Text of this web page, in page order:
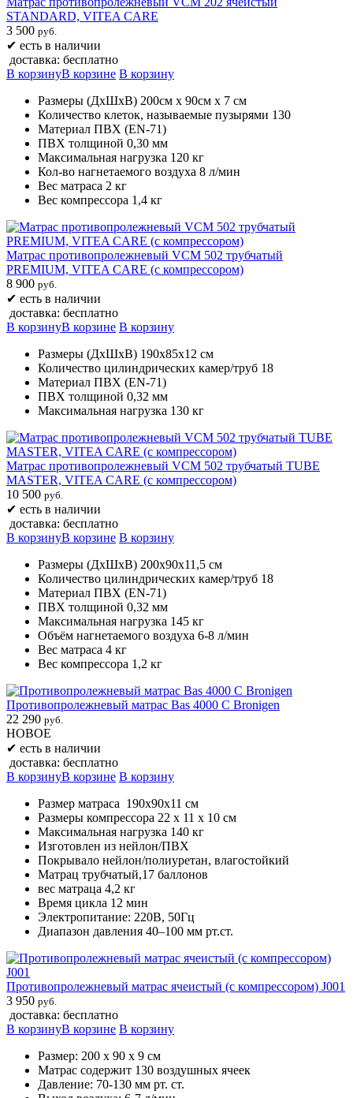
STANDARD, VITEA CARE
3 500 руб.
✔ есть в наличии
доставка: бесплатно
В корзинуВ корзине В корзину
Размеры (ДхШхВ) 200см х 90см х 7 см
Количество клеток, называемые пузырями 130
Материал ПВХ (EN-71)
ПВХ толщиной 0,30 мм
Максимальная нагрузка 120 кг
Кол-во нагнетаемого воздуха 8 л/мин
Вес матраса 2 кг
Вес компрессора 1,4 кг
Матрас противопролежневый VCM 502 трубчатый
PREMIUM, VITEA CARE (с компрессором)
8 900 руб.
✔ есть в наличии
доставка: бесплатно
В корзинуВ корзине В корзину
Размеры (ДхШхВ) 190х85х12 см
Количество цилиндрических камер/труб 18
Материал ПВХ (EN-71)
ПВХ толщиной 0,32 мм
Максимальная нагрузка 130 кг
Матрас противопролежневый VCM 502 трубчатый TUBE
MASTER, VITEA CARE (с компрессором)
10 500 руб.
✔ есть в наличии
доставка: бесплатно
В корзинуВ корзине В корзину
Размеры (ДхШхВ) 200х90х11,5 см
Количество цилиндрических камер/труб 18
Материал ПВХ (EN-71)
ПВХ толщиной 0,32 мм
Максимальная нагрузка 145 кг
Объём нагнетаемого воздуха 6-8 л/мин
Вес матраса 4 кг
Вес компрессора 1,2 кг
Противопролежневый матрас Bas 4000 C Bronigen
22 290 руб.
НОВОЕ
✔ есть в наличии
доставка: бесплатно
В корзинуВ корзине В корзину
Размер матраса 190х90х11 см
Размеры компрессора 22 х 11 х 10 см
Максимальная нагрузка 140 кг
Изготовлен из нейлон/ПВХ
Покрывало нейлон/полиуретан, влагостойкий
Матрац трубчатый,17 баллонов
вес матраца 4,2 кг
Время цикла 12 мин
Электропитание: 220В, 50Гц
Диапазон давления 40–100 мм рт.ст.
Противопролежневый матрас ячеистый (с компрессором) J001
3 950 руб.
доставка: бесплатно
В корзинуВ корзине В корзину
Размер: 200 х 90 х 9 см
Матрас содержит 130 воздушных ячеек
Давление: 70-130 мм рт. ст.